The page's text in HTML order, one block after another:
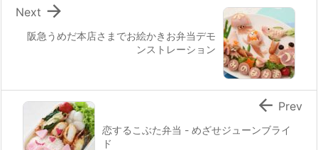
阪急うめだ本店さまでお絵かきお弁当デモ
ンストレーション

Next
恋するこぶた弁当 - めざせジューンブライ
ド
 Prev